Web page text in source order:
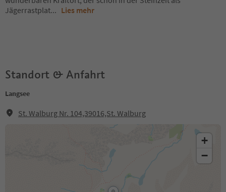
Jägerrastplat... Lies mehr
Standort & Anfahrt
Langsee
St. Walburg Nr. 104,39016,St. Walburg
+
−